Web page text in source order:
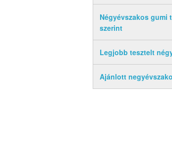
Négyévszakos gumi
szerint
Legjobb tesztelt
Ajánlott